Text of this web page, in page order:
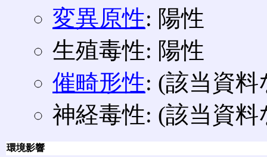
変異原性: 陽性
生殖毒性: 陽性
催畸形性: (該当資料
神経毒性: (該当資料
環境影響